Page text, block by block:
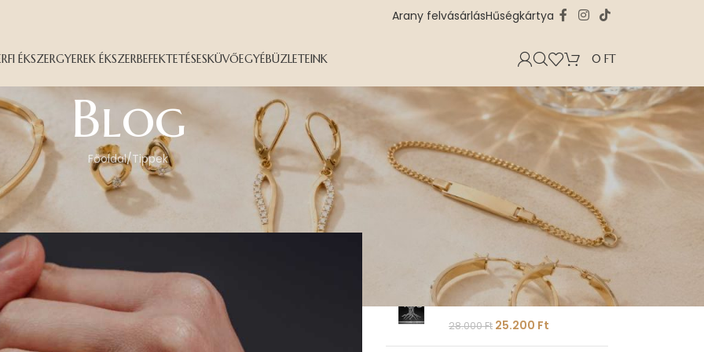
Arany felvásárlásHűségkártya
ÉKSZERGYEREK ÉKSZERBEFEKTETÉSESKÜVŐEGYÉBÜZLETEINK 0 FT
Blog
Főoldal Tippek
gyűrűt vásárolj?
Bartus Dávid
AKCIÓS TERMÉKEK
Fekete - fehér szerencsehozó
elefánt fali dekoráció
Fekete ezüst nagy pénzfa fali
dekoráció
28.000Ft 25.200 Ft